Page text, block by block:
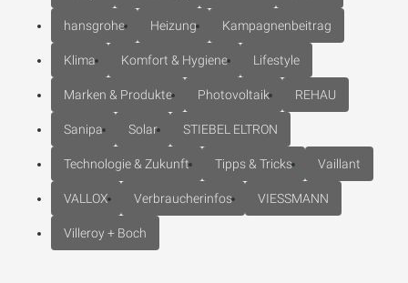
hansgrohe Heizung Kampagnenbeitrag
Klima Komfort & Hygiene Lifestyle
Marken & Produkte Photovoltaik REHAU
Sanipa Solar STIEBEL ELTRON
Technologie & Zukunft Tipps & Tricks Vaillant
VALLOX Verbraucherinfos VIESSMANN
Villeroy + Boch